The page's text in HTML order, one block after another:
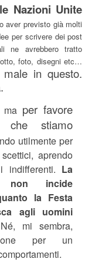
Nazioni Unite
aver previsto già molti
per scrivere dei post
ne avrebbero tratto
foto, disegni etc…
in questo.
ma per favore
che stiamo
utilmente per
aprendo
indifferenti. La
non incide
la Festa
agli uomini
Né, mi sembra,
per un